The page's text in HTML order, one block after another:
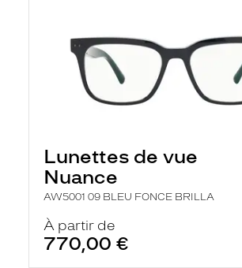
Lunettes de vue
Nuance
AW5001 09 BLEU FONCE BRILLA
À partir de
770,00 €